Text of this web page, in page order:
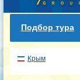
Подбор тура
Крым